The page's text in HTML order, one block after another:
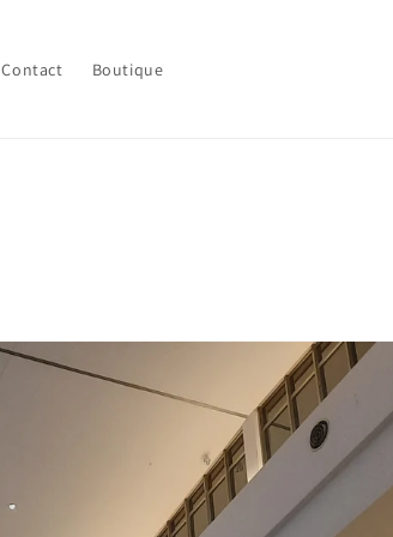
Contact Boutique